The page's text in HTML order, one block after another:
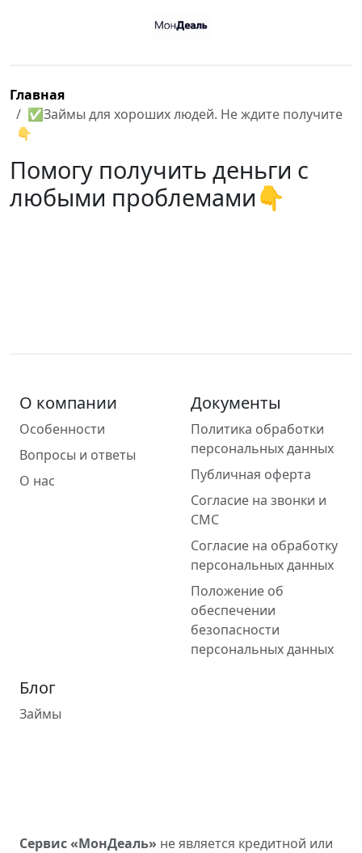
Главная
✅Займы для хороших людей. Не ждите получите
👇
Помогу получить деньги с
любыми проблемами👇
О компании
Особенности
Вопросы и ответы
О нас
Документы
Политика обработки
персональных данных
Публичная оферта
Согласие на звонки и
СМС
Согласие на обработку
персональных данных
Положение об
обеспечении
безопасности
персональных данных
Блог
Займы
Сервис «МонДеаль» не является кредитной или